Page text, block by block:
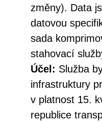
změny). Data
datovou
sada
stahovací
Účel: Služba
infrastruktury
v platnost 15.
republice